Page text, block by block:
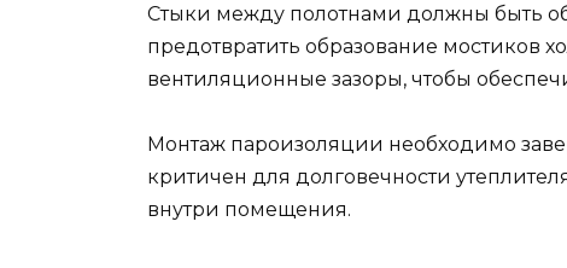
Стыки между полотнами должны быть
предотвратить образование мостиков
вентиляционные зазоры, чтобы
Монтаж пароизоляции необходимо
критичен для долговечности
внутри помещения.